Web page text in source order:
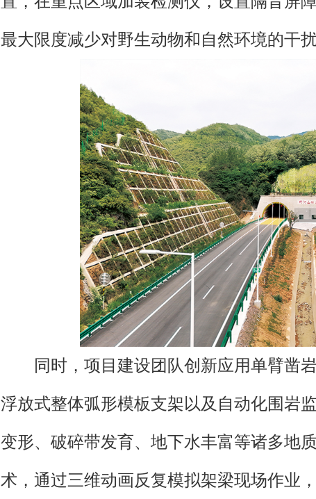
最大限度减少对野生动物和自然环境的干
同时，项目建设团队创新应用单臂凿
浮放式整体弧形模板支架以及自动化围岩
变形、破碎带发育、地下水丰富等诸多地
术，通过三维动画反复模拟架梁现场作业